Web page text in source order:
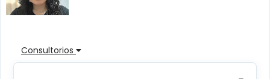
Consultorios